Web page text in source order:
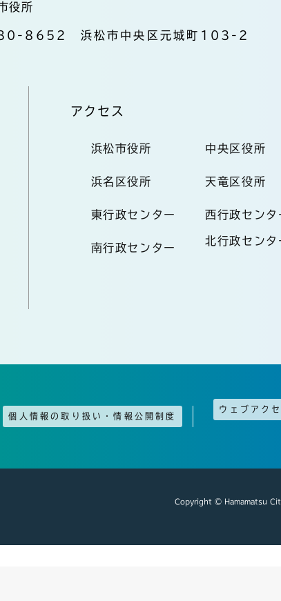
役所
8652 浜松市中央区元城町103-2
アクセス
浜松市役所 中央区役所
浜名区役所 天竜区役所
東行政センター 西行政センタ
南行政センター
北行政センタ
個人情報の取り扱い・情報公開制度
ウェブアク
Copyright © Hamamatsu